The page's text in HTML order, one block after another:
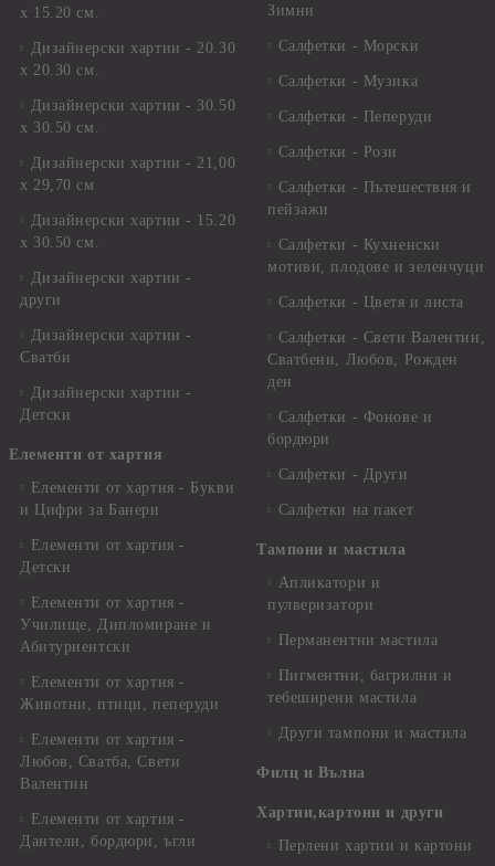
х 15.20 см.
Дизайнерски хартии - 20.30
х 20.30 см.
Дизайнерски хартии - 30.50
х 30.50 см.
Дизайнерски хартии - 21,00
х 29,70 см
Дизайнерски хартии - 15.20
x 30.50 см.
Дизайнерски хартии -
други
Дизайнерски хартии -
Сватби
Дизайнерски хартии -
Детски
Елементи от хартия
Елементи от хартия - Букви
и Цифри за Банери
Елементи от хартия -
Детски
Елементи от хартия -
Училище, Дипломиране и
Абитуриентски
Елементи от хартия -
Животни, птици, пеперуди
Елементи от хартия -
Любов, Сватба, Свети
Валентин
Елементи от хартия -
Дантели, бордюри, ъгли
Зимни
Салфетки - Морски
Салфетки - Музика
Салфетки - Пеперуди
Салфетки - Рози
Салфетки - Пътешествия и
пейзажи
Салфетки - Кухненски
мотиви, плодове и зеленчуци
Салфетки - Цветя и листа
Салфетки - Свети Валентин,
Сватбени, Любов, Рожден
ден
Салфетки - Фонове и
бордюри
Салфетки - Други
Салфетки на пакет
Тампони и мастила
Апликатори и
пулверизатори
Перманентни мастила
Пигментни, багрилни и
тебеширени мастила
Други тампони и мастила
Филц и Вълна
Хартии,картони и други
Перлени хартии и картони